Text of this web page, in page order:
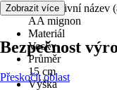
Alternativní název
AA mignon
Materiál
Vosky
Průměr
15 cm
Výška
Zobrazit více
Bezpečnost
Přeskočit oblast